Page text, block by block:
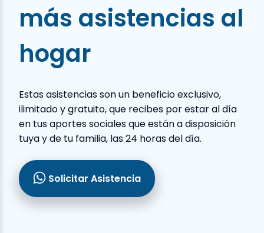
más asistencias al
hogar
Estas asistencias son un beneficio exclusivo,
ilimitado y gratuito, que recibes por estar al día
en tus aportes sociales que están a disposición
tuya y de tu familia, las 24 horas del día.
Solicitar Asistencia